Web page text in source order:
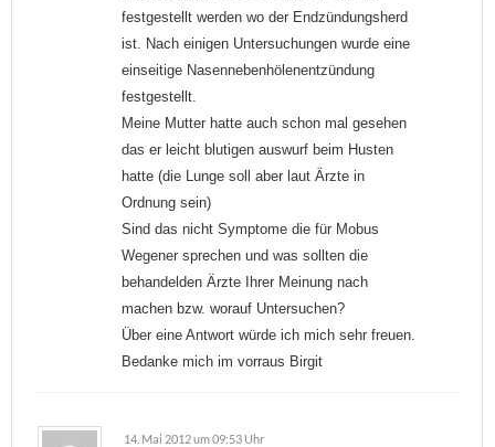
festgestellt werden wo der Endzündungsherd
ist. Nach einigen Untersuchungen wurde eine
einseitige Nasennebenhölenentzündung
festgestellt.
Meine Mutter hatte auch schon mal gesehen
das er leicht blutigen auswurf beim Husten
hatte (die Lunge soll aber laut Ärzte in
Ordnung sein)
Sind das nicht Symptome die für Mobus
Wegener sprechen und was sollten die
behandelden Ärzte Ihrer Meinung nach
machen bzw. worauf Untersuchen?
Über eine Antwort würde ich mich sehr freuen.
Bedanke mich im vorraus Birgit
14. Mai 2012 um 09:53 Uhr